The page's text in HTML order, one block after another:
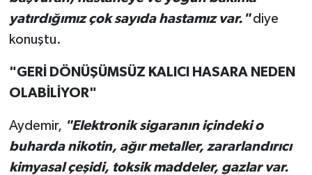
yatırdığımız çok sayıda hastamız var."diye
konuştu.
"GERİ DÖNÜŞÜMSÜZ KALICI HASARA NEDEN
OLABİLİYOR"
Aydemir, "Elektronik sigaranın içindeki o
buharda nikotin, ağır metaller, zararlandırıcı
kimyasal çeşidi, toksik maddeler, gazlar var.